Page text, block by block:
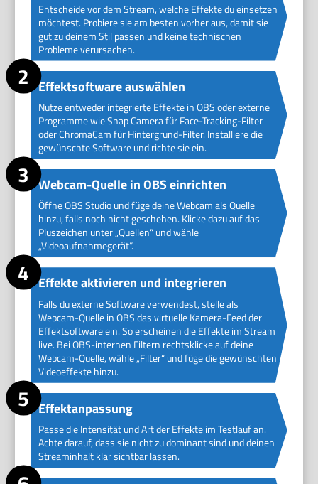
Entscheide vor dem Stream, welche Effekte du einsetzen
möchtest. Probiere sie am besten vorher aus, damit sie
gut zu deinem Stil passen und keine technischen
Probleme verursachen.
Effektsoftware auswählen
Nutze entweder integrierte Effekte in OBS oder externe
Programme wie Snap Camera für Face-Tracking-Filter
oder ChromaCam für Hintergrund-Filter. Installiere die
gewünschte Software und richte sie ein.
Webcam-Quelle in OBS einrichten
Öffne OBS Studio und füge deine Webcam als Quelle
hinzu, falls noch nicht geschehen. Klicke dazu auf das
Pluszeichen unter „Quellen“ und wähle
„Videoaufnahmegerät“.
Effekte aktivieren und integrieren
Falls du externe Software verwendest, stelle als
Webcam-Quelle in OBS das virtuelle Kamera-Feed der
Effektsoftware ein. So erscheinen die Effekte im Stream
live. Bei OBS-internen Filtern rechtsklicke auf deine
Webcam-Quelle, wähle „Filter“ und füge die gewünschten
Videoeffekte hinzu.
Effektanpassung
Passe die Intensität und Art der Effekte im Testlauf an.
Achte darauf, dass sie nicht zu dominant sind und deinen
Streaminhalt klar sichtbar lassen.